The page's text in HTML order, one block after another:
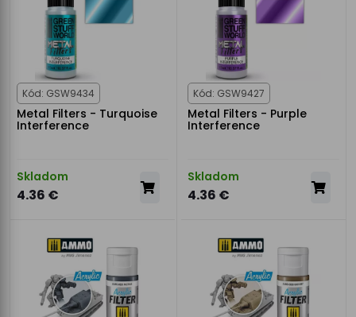
Kód: GSW9434
Metal Filters - Turquoise
Interference
Skladom
4.36 €
Kód: GSW9427
Metal Filters - Purple
Interference
Skladom
4.36 €